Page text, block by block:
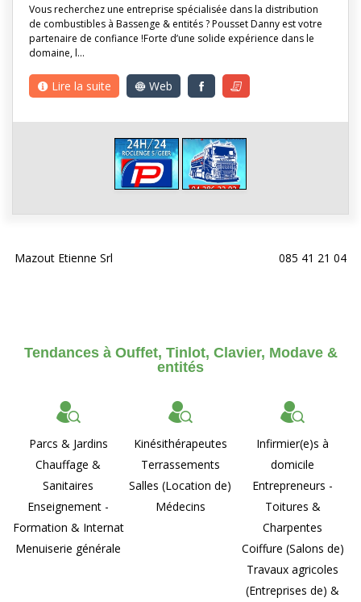
Vous recherchez une entreprise spécialisée dans la distribution
de combustibles à Bassenge & entités ? Pousset Danny est votre
partenaire de confiance !Forte d’une solide expérience dans le
domaine, l…
Lire la suite Web
Mazout Etienne Srl 085 41 21 04
Tendances à Ouffet, Tinlot, Clavier, Modave &
entités
Parcs & Jardins
Chauffage &
Sanitaires
Enseignement -
Formation & Internat
Menuiserie générale
Kinésithérapeutes
Terrassements
Salles (Location de)
Médecins
Infirmier(e)s à
domicile
Entrepreneurs -
Toitures &
Charpentes
Coiffure (Salons de)
Travaux agricoles
(Entreprises de) &